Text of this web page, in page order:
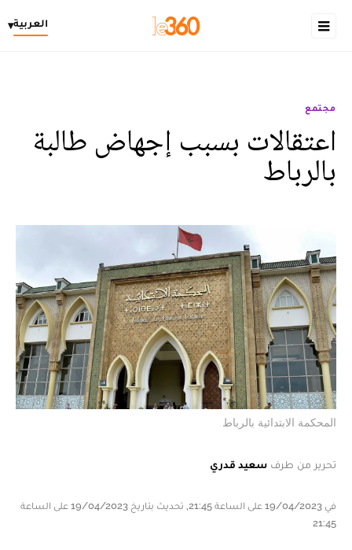
العربية▾
مجتمع
اعتقالات بسبب إجهاض طالبة
بالرباط
المحكمة الابتدائية بالرباط
تحرير من طرف سعيد قدري
في 19/04/2023 على الساعة 21:45, تحديث بتاريخ 19/04/2023 على الساعة
21:45